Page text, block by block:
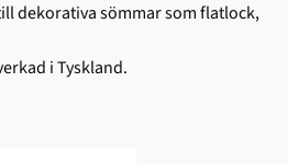
dekorativa sömmar som flatlock,
i Tyskland.